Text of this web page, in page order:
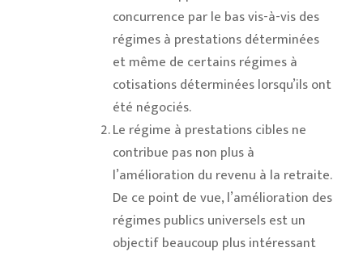
concurrence par le bas vis-à-vis des
régimes à prestations déterminées
et même de certains régimes à
cotisations déterminées lorsqu’ils ont
été négociés.
Le régime à prestations cibles ne
contribue pas non plus à
l’amélioration du revenu à la retraite.
De ce point de vue, l’amélioration des
régimes publics universels est un
objectif beaucoup plus intéressant